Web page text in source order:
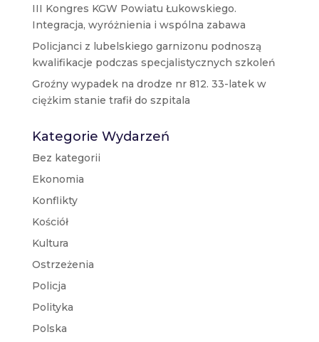
III Kongres KGW Powiatu Łukowskiego.
Integracja, wyróżnienia i wspólna zabawa
Policjanci z lubelskiego garnizonu podnoszą
kwalifikacje podczas specjalistycznych szkoleń
Groźny wypadek na drodze nr 812. 33-latek w
ciężkim stanie trafił do szpitala
Kategorie Wydarzeń
Bez kategorii
Ekonomia
Konflikty
Kościół
Kultura
Ostrzeżenia
Policja
Polityka
Polska